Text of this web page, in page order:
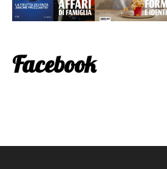
Facebook